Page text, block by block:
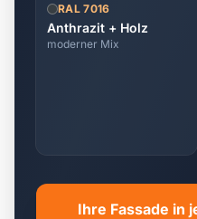
RAL 7016
Anthrazit + Holz
moderner Mix
Ihre Fassade in